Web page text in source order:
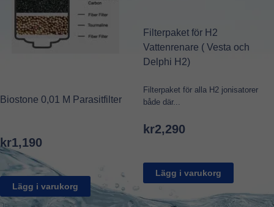
Biostone 0,01 M Parasitfilter
kr1,190
Lägg i varukorg
Filterpaket för H2
Vattenrenare ( Vesta och
Delphi H2)
Filterpaket för alla H2 jonisatorer
både där...
kr2,290
Lägg i varukorg